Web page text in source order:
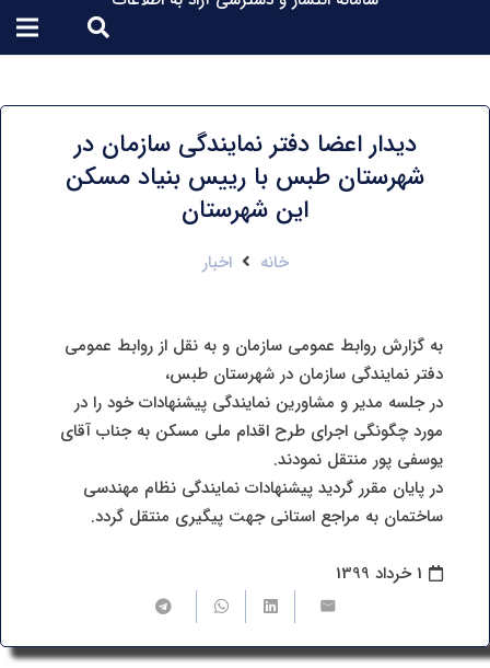
دیدار اعضا دفتر نمایندگی سازمان در
شهرستان طبس با رییس بنیاد مسکن
این شهرستان
خانه اخبار
به گزارش روابط عمومی سازمان و به نقل از روابط عمومی
دفتر نمایندگی سازمان در شهرستان طبس،
در جلسه مدیر و مشاورین نمایندگی پیشنهادات خود را در
مورد چگونگی اجرای طرح اقدام ملی مسکن به جناب آقای
یوسفی پور منتقل نمودند.
در پایان مقرر گردید پیشنهادات نمایندگی نظام مهندسی
ساختمان به مراجع استانی جهت پیگیری منتقل گردد.
1 خرداد 1399